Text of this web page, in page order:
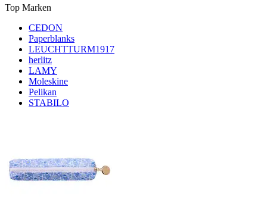
Top Marken
CEDON
Paperblanks
LEUCHTTURM1917
herlitz
LAMY
Moleskine
Pelikan
STABILO